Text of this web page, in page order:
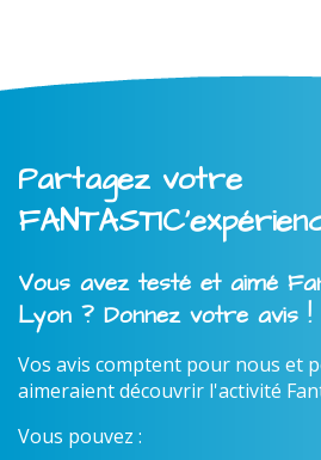
Partagez votre
Vous avez testé et aimé
Lyon ? Donnez votre avis !
Vos avis comptent pour nous et
aimeraient découvrir l'activité
Vous pouvez :